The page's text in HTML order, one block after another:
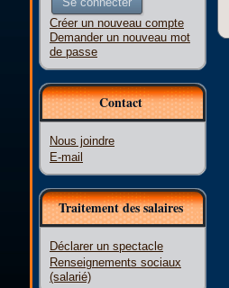
Créer un nouveau compte
Demander un nouveau mot
de passe
Contact
Nous joindre
E-mail
Traitement des salaires
Déclarer un spectacle
Renseignements sociaux
(salarié)